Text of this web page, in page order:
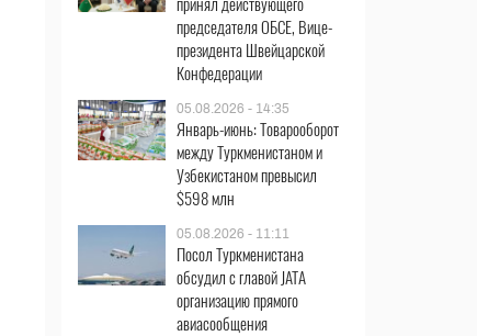
председателя ОБСЕ, Вице-
президента Швейцарской
Конфедерации
05.08.2026 - 14:35
Январь-июнь: Товарооборот
между Туркменистаном и
Узбекистаном превысил
$598 млн
05.08.2026 - 11:11
Посол Туркменистана
обсудил с главой JATA
организацию прямого
авиасообщения